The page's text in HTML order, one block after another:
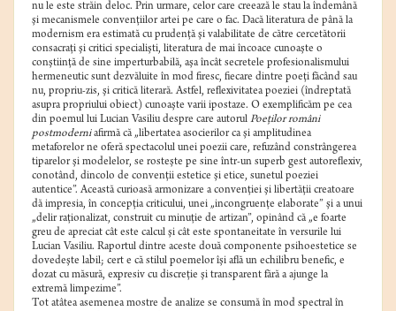
nu le este străin deloc. Prin urmare, celor care creează le stau la îndemână
şi mecanismele convenţiilor artei pe care o fac. Dacă literatura de până la
modernism era estimată cu prudenţă şi valabilitate de către cercetătorii
consacraţi şi critici specialişti, literatura de mai încoace cunoaşte o
conştiinţă de sine imperturbabilă, aşa încât secretele profesionalismului
hermeneutic sunt dezvăluite în mod firesc, fiecare dintre poeţi făcând sau
nu, propriu-zis, şi critică literară. Astfel, reflexivitatea poeziei (îndreptată
asupra propriului obiect) cunoaşte varii ipostaze. O exemplificăm pe cea
din poemul lui Lucian Vasiliu despre care autorul Poeţilor români
postmoderniafirmă că „libertatea asocierilor ca şi amplitudinea
metaforelor ne oferă spectacolul unei poezii care, refuzând constrângerea
tiparelor şi modelelor, se rosteşte pe sine într-un superb gest autoreflexiv,
conotând, dincolo de convenţii estetice şi etice, sunetul poeziei
autentice”. Această curioasă armonizare a convenţiei şi libertăţii creatoare
dă impresia, în concepţia criticului, unei „incongruenţe elaborate” şi a unui
„delir raţionalizat, construit cu minuţie de artizan”, opinând că „e foarte
greu de apreciat cât este calcul şi cât este spontaneitate în versurile lui
Lucian Vasiliu. Raportul dintre aceste două componente psihoestetice se
dovedeşte labil; cert e că stilul poemelor îşi află un echilibru benefic, e
dozat cu măsură, expresiv cu discreţie şi transparent fără a ajunge la
extremă limpezime”.
Tot atâtea asemenea mostre de analize se consumă în mod spectral în